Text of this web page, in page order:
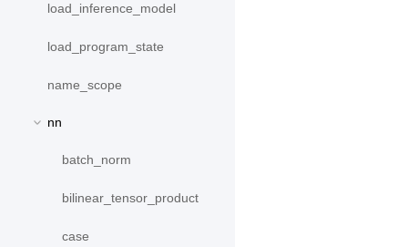
load_inference_model
load_program_state
name_scope
nn
batch_norm
bilinear_tensor_product
case